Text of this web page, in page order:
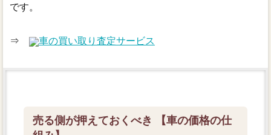
です。
⇒ 車の買い取り査定サービス
売る側が押えておくべき 【車の価格の仕